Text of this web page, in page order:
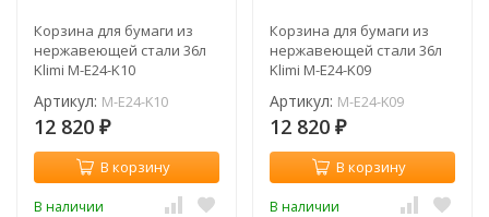
Корзина для бумаги из
нержавеющей стали 36л
Klimi M-E24-K10
Артикул: M-E24-K10
12 820 ₽
В корзину
В наличии
Корзина для бумаги из
нержавеющей стали 36л
Klimi M-E24-K09
Артикул: M-E24-K09
12 820 ₽
В корзину
В наличии